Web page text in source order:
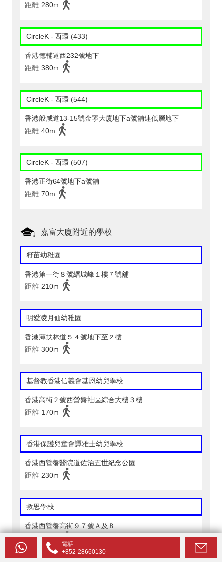
距離 280m
CircleK - 西環 (433)
香港德輔道西232號地下
距離 380m
CircleK - 西環 (544)
香港般咸道13-15號金寧大廈地下a號舖連低層地下
距離 40m
CircleK - 西環 (507)
香港正街64號地下a號舖
距離 70m
嘉富大廈附近的學校
籽苗幼稚園
香港第一街８號縉城峰１樓７號舖
距離 210m
明愛凌月仙幼稚園
香港薄扶林道５４號地下至２樓
距離 300m
基督教香港信義會基恩幼兒學校
香港高街２號西營盤社區綜合大樓３樓
距離 170m
香港保護兒童會譚雅士幼兒學校
香港西營盤醫院道佐治五世紀念公園
距離 230m
救恩學校
香港西營盤高街９７號Ａ及Ｂ
距離
180m
電話
+852-28660130